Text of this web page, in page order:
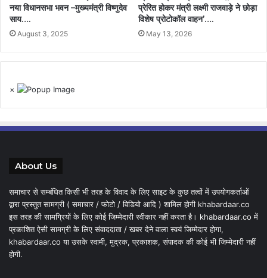
नया विधानसभा भवन –मुख्यमंत्री विष्णुदेव
साय….
August 3, 2025
प्रेरित होकर मंत्री लक्ष्मी राजवाड़े ने छोड़ा
विशेष प्रोटोकॉल वाहन’….
May 13, 2026
×
About Us
समाचार से सम्बंधित किसी भी तरह के विवाद के लिए साइट के कुछ तत्वों में उपयोगकर्ताओं
द्वारा प्रस्तुत सामग्री ( समाचार / फोटो / विडियो आदि ) शामिल होगी khabardaar.co
इस तरह की सामग्रियों के लिए कोई जिम्मेदारी स्वीकार नहीं करता है। khabardaar.co में
प्रकाशित ऐसी सामग्री के लिए संवाददाता / खबर देने वाला स्वयं जिम्मेदार होगा,
khabardaar.co या उसके स्वामी, मुद्रक, प्रकाशक, संपादक की कोई भी जिम्मेदारी नहीं
होगी.